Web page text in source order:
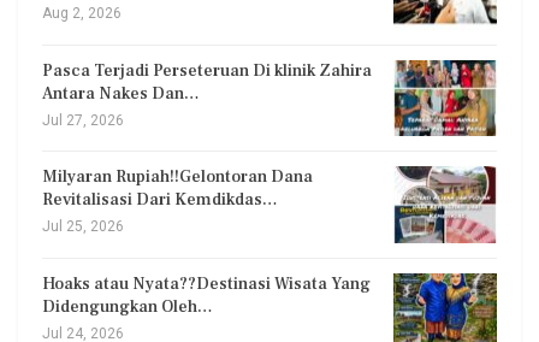
Aug 2, 2026
Pasca Terjadi Perseteruan Di klinik Zahira
Antara Nakes Dan…
Jul 27, 2026
Milyaran Rupiah!!Gelontoran Dana
Revitalisasi Dari Kemdikdas…
Jul 25, 2026
Hoaks atau Nyata??Destinasi Wisata Yang
Didengungkan Oleh…
Jul 24, 2026